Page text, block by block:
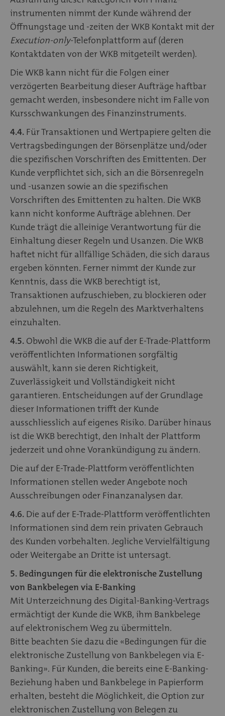
instrumenten nimmt der Kunde während der
Öffnungstage und -zeiten der WKB Kontakt mit der
Execution-only-Telefonplattform auf (deren
Kontaktdaten von der WKB mitgeteilt werden).
Die WKB kann nicht für die Folgen einer
verzögerten Bearbeitung dieser Aufträge haftbar
gemacht werden, insbesondere nicht im Falle von
Kursschwankungen des Finanzinstruments.
4.4. Für Transaktionen und Wertpapiere gelten die
Vertragsbedingungen der Börsenplätze und/oder
die spezifischen Vorschriften des Emittenten. Der
Kunde verpflichtet sich, sich an die Börsenregeln
und -usanzen sowie an die spezifischen
Vorschriften des Emittenten zu halten. Die WKB
kann nicht konforme Aufträge ablehnen. Der
Kunde trägt die alleinige Verantwortung für die
Einhaltung dieser Regeln und Usanzen. Die WKB
haftet nicht für allfällige Schäden, die sich daraus
ergeben könnten. Ferner nimmt der Kunde zur
Kenntnis, dass die WKB berechtigt ist,
Transaktionen aufzuschieben, zu blockieren oder
abzulehnen, um die Regeln des Marktverhaltens
einzuhalten.
4.5. Obwohl die WKB die auf der E-Trade-Plattform
veröffentlichten Informationen sorgfältig
auswählt, kann sie deren Richtigkeit,
Zuverlässigkeit und Vollständigkeit nicht
garantieren. Entscheidungen auf der Grundlage
dieser Informationen trifft der Kunde
ausschliesslich auf eigenes Risiko. Darüber hinaus
ist die WKB berechtigt, den Inhalt der Plattform
jederzeit und ohne Vorankündigung zu ändern.
Die auf der E-Trade-Plattform veröffentlichten
Informationen stellen weder Angebote noch
Ausschreibungen oder Finanzanalysen dar.
4.6. Die auf der E-Trade-Plattform veröffentlichten
Informationen sind dem rein privaten Gebrauch
des Kunden vorbehalten. Jegliche Vervielfältigung
oder Weitergabe an Dritte ist untersagt.
5. Bedingungen für die elektronische Zustellung
von Bankbelegen via E-Banking
Mit Unterzeichnung des Digital-Banking-Vertrags
ermächtigt der Kunde die WKB, ihm Bankbelege
auf elektronischem Weg zu übermitteln.
Bitte beachten Sie dazu die «Bedingungen für die
elektronische Zustellung von Bankbelegen via E-
Banking». Für Kunden, die bereits eine E-Banking-
Beziehung haben und Bankbelege in Papierform
erhalten, besteht die Möglichkeit, die Option zur
elektronischen Zustellung von Belegen zu